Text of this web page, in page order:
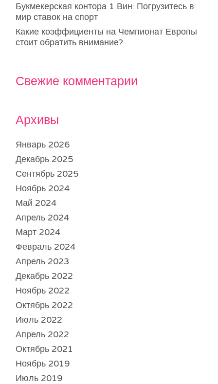
Букмекерская контора 1 Вин: Погрузитесь в
мир ставок на спорт
Какие коэффициенты на Чемпионат Европы
стоит обратить внимание?
Свежие комментарии
Архивы
Январь 2026
Декабрь 2025
Сентябрь 2025
Ноябрь 2024
Май 2024
Апрель 2024
Март 2024
Февраль 2024
Апрель 2023
Декабрь 2022
Ноябрь 2022
Октябрь 2022
Июль 2022
Апрель 2022
Октябрь 2021
Ноябрь 2019
Июль 2019